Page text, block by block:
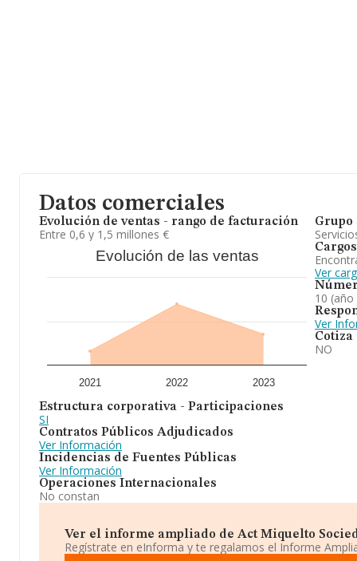
Datos comerciales
Evolución de ventas - rango de facturación
Entre 0,6 y 1,5 millones €
Evolución de las ventas
2021 2022 2023
Estructura corporativa - Participaciones
SI
Contratos Públicos Adjudicados
Ver Información
Incidencias de Fuentes Públicas
Ver Información
Operaciones Internacionales
No constan
Grupo
Cargos
Ver
10 (año
Ver
Cotiza
NO
Ver el informe ampliado de Act Miquelto
Regístrate en eInforma y te regalamos el Informe